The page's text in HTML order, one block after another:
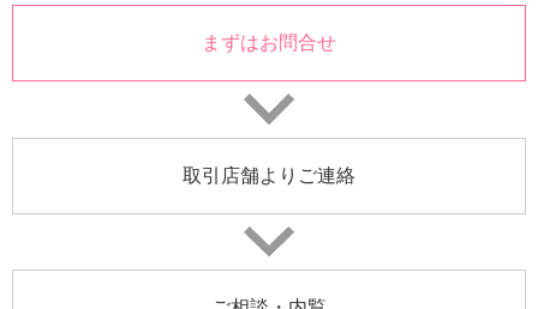
まずはお問合せ
取引店舗よりご連絡